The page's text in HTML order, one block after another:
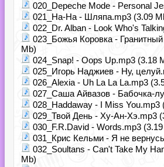
020_Depeche Mode - Personal
021_На-На - Шляпа.mp3 (3.09
022_Dr. Alban - Look Who's
023_Божья Коровка -
Mb)
024_Snap! - Oops Up.mp3 (3.18
025_Игорь Наджиев - Ну,
026_Alexia - Uh La La La.mp3
027_Саша Айвазов - Бабочка-
028_Haddaway - I Miss You.mp3
029_Твой День - Ху-Ан-Хэ.mp3
030_F.R.David - Words.mp3
031_Крис Кельми - Я не
032_Soultans - Can't Take My
Mb)